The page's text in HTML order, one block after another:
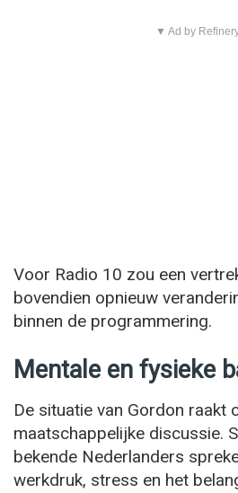
▼ Ad by
Voor Radio 10 zou een
bovendien opnieuw
binnen de programmering.
Mentale en fysieke
De situatie van Gordon raakt
maatschappelijke discussie.
bekende Nederlanders
werkdruk, stress en het